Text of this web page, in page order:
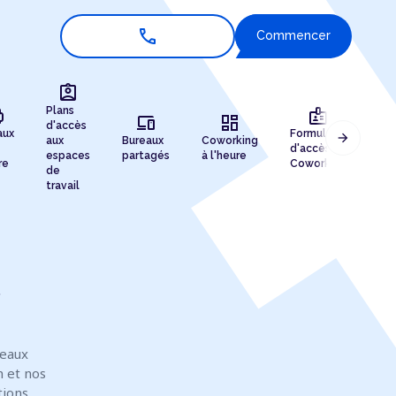
call Commencer
assignment_ind
Plans
d'accès
aux
espaces
de
travail
devices
Bureaux
partagés
dashboard
Coworking
à l'heure
badge
Formules
d'accès au
Coworking
arrow_forward
et nos